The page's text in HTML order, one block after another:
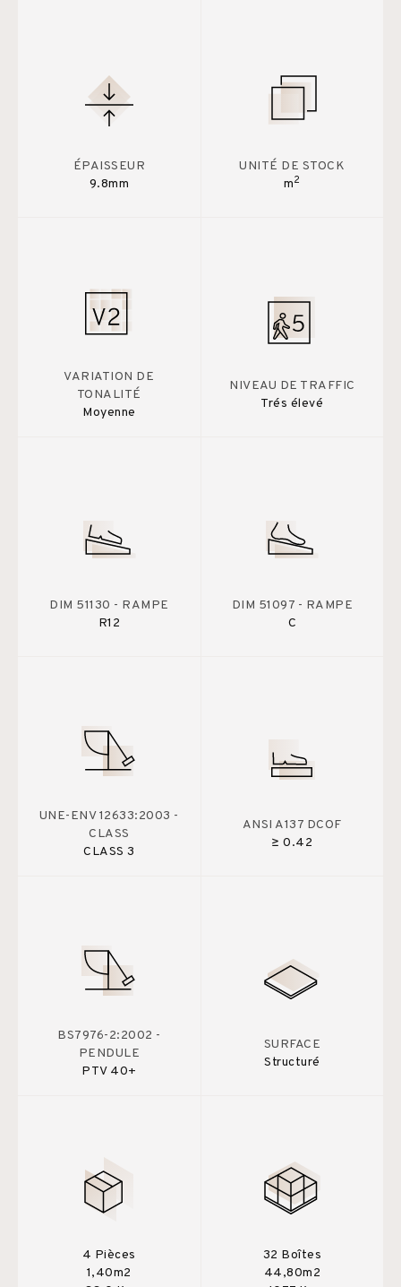
ÉPAISSEUR
9.8mm
UNITÉ DE STOCK
m2
VARIATION DE
TONALITÉ
Moyenne
NIVEAU DE TRAFFIC
Trés élevé
DIM 51130 - RAMPE
R12
DIM 51097 - RAMPE
C
UNE-ENV 12633:2003 -
CLASS
CLASS 3
ANSI A137 DCOF
≥ 0.42
BS7976-2:2002 -
PENDULE
PTV 40+
SURFACE
Structuré
4 Pièces
1,40m2
32 Boîtes
44,80m2